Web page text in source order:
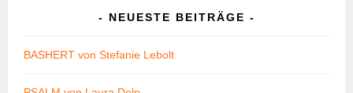
NEUESTE BEITRÄGE
BASHERT von Stefanie Lebolt